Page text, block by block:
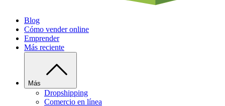
Blog
Cómo vender online
Emprender
Más reciente
Más
Dropshipping
Comercio en línea